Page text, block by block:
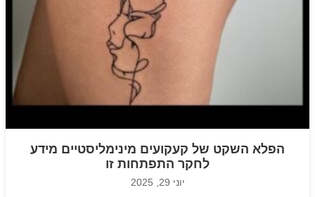
הפלא השקט של קעקועים מינימליסטיים מידע
לחקר התפתחות זו
יוני 29, 2025